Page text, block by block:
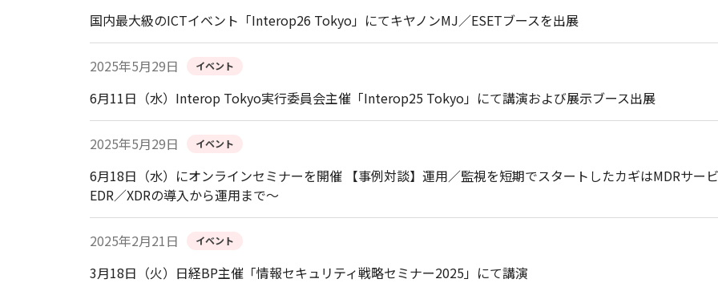
国内最大級のICTイベント「Interop26 Tokyo」にてキヤノンMJ／ESETブースを出展
2025年5月29日 イベント
6月11日（水）Interop Tokyo実行委員会主催「Interop25 Tokyo」にて講演および展示ブース出展
2025年5月29日 イベント
6月18日（水）にオンラインセミナーを開催 【事例対談】運用／監視を短期でスタートしたカギはMDRサー
EDR／XDRの導入から運用まで～
2025年2月21日 イベント
3月18日（火）日経BP主催「情報セキュリティ戦略セミナー2025」にて講演